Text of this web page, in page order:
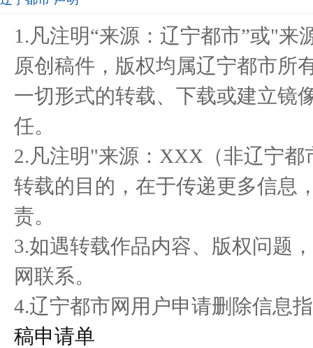
险如何
消费者
583硬派家族+SUPER 9跑
1.凡注明“来源：辽宁都市”或"
原创稿件，版权均属辽宁都市所
一切形式的转载、下载或建立镜
任。
2.凡注明"来源：XXX（非辽宁
转载的目的，在于传递更多信息
责。
3.如遇转载作品内容、版权问题
网联系。
4.辽宁都市网用户申请删除信息
稿申请单